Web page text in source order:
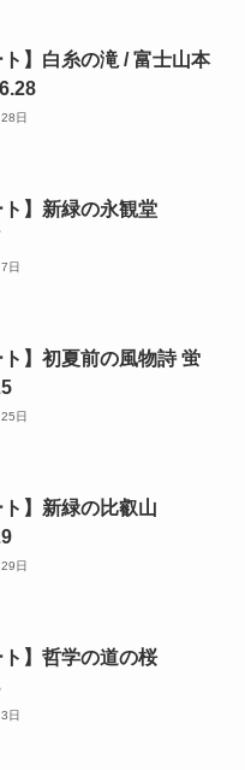
ト】白糸の滝 / 富士山本
日
ト】新緑の永観堂
日
ト】初夏前の風物詩 蛍
日
ト】新緑の比叡山
日
ト】哲学の道の桜
日